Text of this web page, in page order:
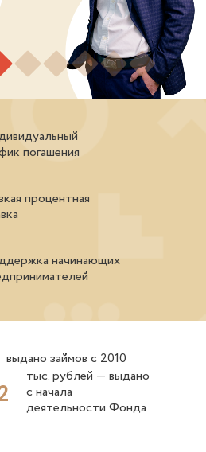
погашения
процентная
начинающих
выдано займов с 2010
тыс. рублей ― выдано
с начала
деятельности Фонда